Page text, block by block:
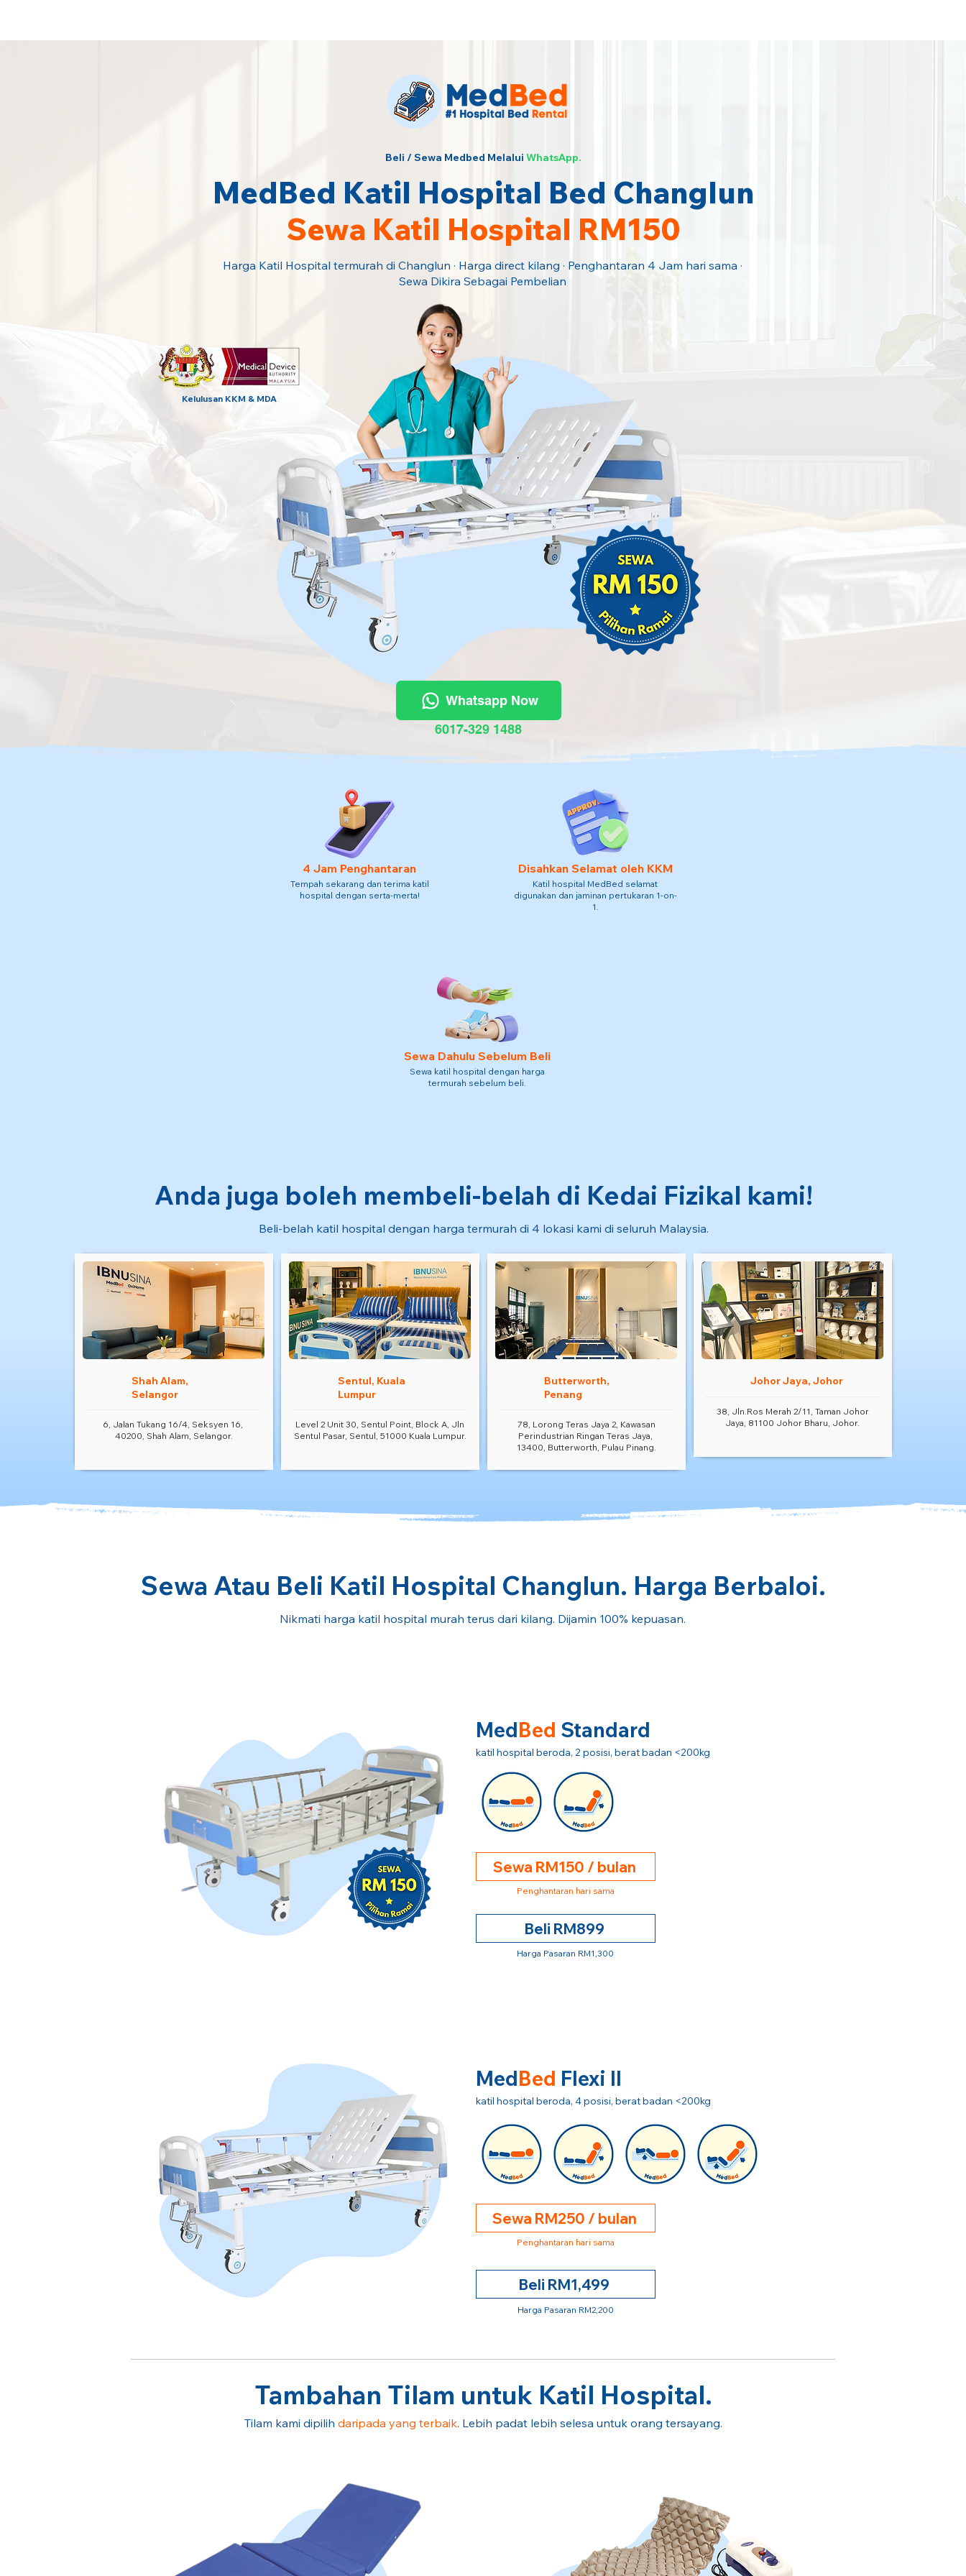
Beli / Sewa Medbed Melalui WhatsApp.
MedBed Katil Hospital Bed Changlun
Sewa Katil Hospital RM150
Harga Katil Hospital termurah di Changlun · Harga direct kilang · Penghantaran 4 Jam hari sama ·
Sewa Dikira Sebagai Pembelian
Kelulusan KKM & MDA
Whatsapp Now
6017-329 1488
4 Jam Penghantaran
Tempah sekarang dan terima katil
hospital dengan serta-merta!
Disahkan Selamat oleh KKM
Katil hospital MedBed selamat
digunakan dan jaminan pertukaran 1-on-
1.
Sewa Dahulu Sebelum Beli
Sewa katil hospital dengan harga
termurah sebelum beli.
Anda juga boleh membeli-belah di Kedai Fizikal kami!
Beli-belah katil hospital dengan harga termurah di 4 lokasi kami di seluruh Malaysia.
Shah Alam,
Selangor
6, Jalan Tukang 16/4, Seksyen 16,
40200, Shah Alam, Selangor.
Sentul, Kuala
Lumpur
Level 2 Unit 30, Sentul Point, Block A, Jln
Sentul Pasar, Sentul, 51000 Kuala Lumpur.
Butterworth,
Penang
78, Lorong Teras Jaya 2, Kawasan
Perindustrian Ringan Teras Jaya,
13400, Butterworth, Pulau Pinang.
Johor Jaya, Johor
38, Jln.Ros Merah 2/11, Taman Johor
Jaya, 81100 Johor Bharu, Johor.
Sewa Atau Beli Katil Hospital Changlun. Harga Berbaloi.
Nikmati harga katil hospital murah terus dari kilang. Dijamin 100% kepuasan.
MedBed Standard
katil hospital beroda, 2 posisi, berat badan <200kg
Sewa RM150 / bulan
Penghantaran hari sama
Beli RM899
Harga Pasaran RM1,300
MedBed Flexi II
katil hospital beroda, 4 posisi, berat badan <200kg
Sewa RM250 / bulan
Penghantaran hari sama
Beli RM1,499
Harga Pasaran RM2,200
Tambahan Tilam untuk Katil Hospital.
Tilam kami dipilih daripada yang terbaik. Lebih padat lebih selesa untuk orang tersayang.